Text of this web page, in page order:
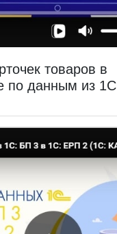
товаров в
по данным из 1С